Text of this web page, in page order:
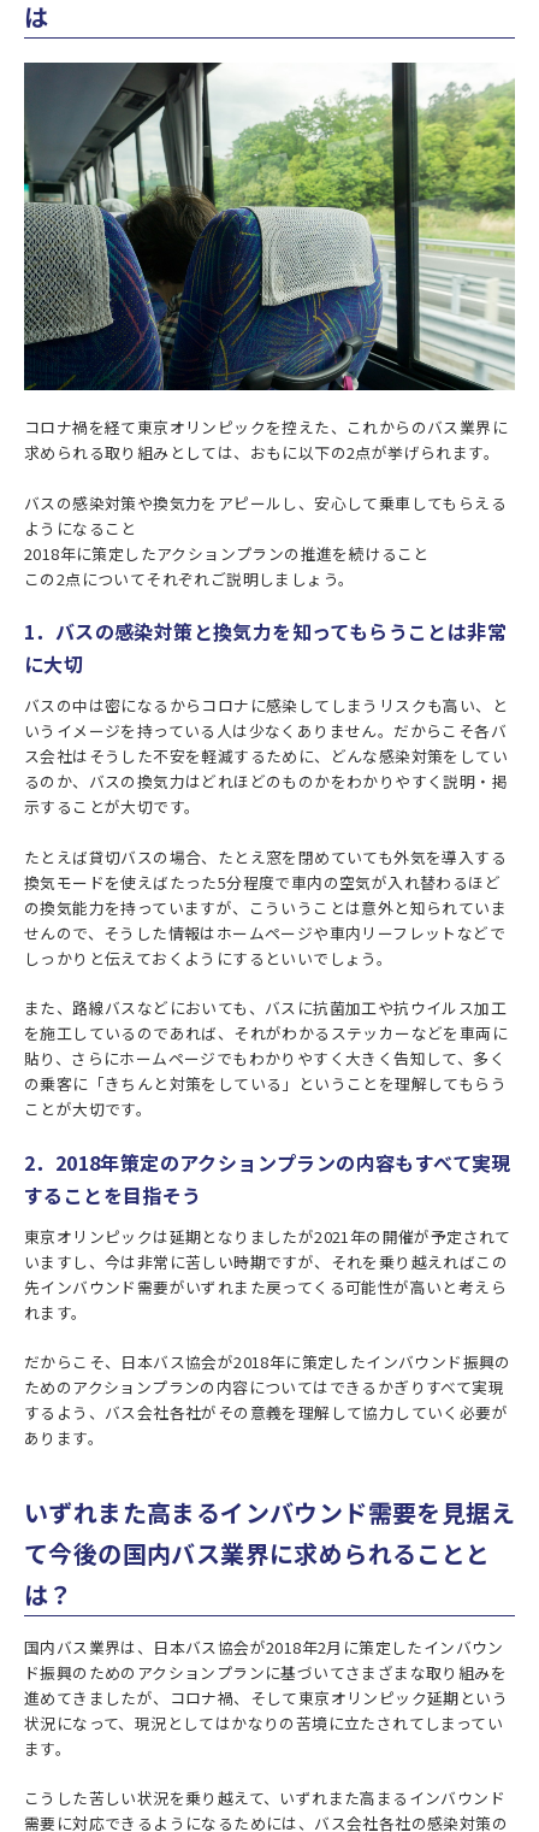
は
コロナ禍を経て東京オリンピックを控えた、これからのバス業界に
求められる取り組みとしては、おもに以下の2点が挙げられます。
バスの感染対策や換気力をアピールし、安心して乗車してもらえる
ようになること
2018年に策定したアクションプランの推進を続けること
この2点についてそれぞれご説明しましょう。
1．バスの感染対策と換気力を知ってもらうことは非常
に大切
バスの中は密になるからコロナに感染してしまうリスクも高い、と
いうイメージを持っている人は少なくありません。だからこそ各バ
ス会社はそうした不安を軽減するために、どんな感染対策をしてい
るのか、バスの換気力はどれほどのものかをわかりやすく説明・掲
示することが大切です。
たとえば貸切バスの場合、たとえ窓を閉めていても外気を導入する
換気モードを使えばたった5分程度で車内の空気が入れ替わるほど
の換気能力を持っていますが、こういうことは意外と知られていま
せんので、そうした情報はホームページや車内リーフレットなどで
しっかりと伝えておくようにするといいでしょう。
また、路線バスなどにおいても、バスに抗菌加工や抗ウイルス加工
を施工しているのであれば、それがわかるステッカーなどを車両に
貼り、さらにホームページでもわかりやすく大きく告知して、多く
の乗客に「きちんと対策をしている」ということを理解してもらう
ことが大切です。
2．2018年策定のアクションプランの内容もすべて実現
することを目指そう
東京オリンピックは延期となりましたが2021年の開催が予定されて
いますし、今は非常に苦しい時期ですが、それを乗り越えればこの
先インバウンド需要がいずれまた戻ってくる可能性が高いと考えら
れます。
だからこそ、日本バス協会が2018年に策定したインバウンド振興の
ためのアクションプランの内容についてはできるかぎりすべて実現
するよう、バス会社各社がその意義を理解して協力していく必要が
あります。
いずれまた高まるインバウンド需要を見据え
て今後の国内バス業界に求められることと
は？
国内バス業界は、日本バス協会が2018年2月に策定したインバウン
ド振興のためのアクションプランに基づいてさまざまな取り組みを
進めてきましたが、コロナ禍、そして東京オリンピック延期という
状況になって、現況としてはかなりの苦境に立たされてしまってい
ます。
こうした苦しい状況を乗り越えて、いずれまた高まるインバウンド
需要に対応できるようになるためには、バス会社各社の感染対策の